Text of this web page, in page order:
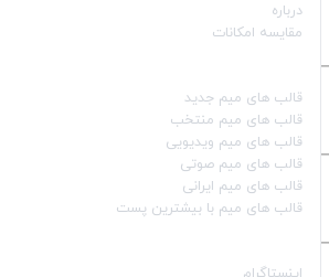
درباره
مقایسه امکانات
قالب‌ های میم جدید
قالب‌ های میم منتخب
قالب‌ های میم ویدیویی
قالب‌ های میم صوتی
قالب‌ های میم ایرانی
قالب‌ های میم با بیشترین پست